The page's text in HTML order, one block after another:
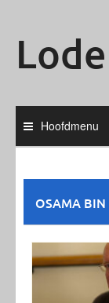
Hoofdmenu
OSAMA BIN